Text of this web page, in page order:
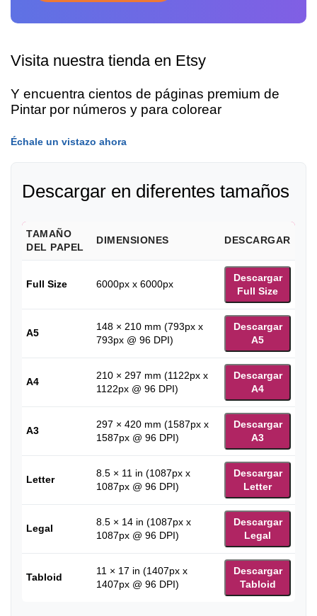
Visita nuestra tienda en Etsy
Y encuentra cientos de páginas premium de
Pintar por números y para colorear
Échale un vistazo ahora
Descargar en diferentes tamaños
TAMAÑO
DEL PAPEL
DIMENSIONES DESCARGAR
Full Size 6000px x 6000px
Descargar
Full Size
A5
148 × 210 mm (793px x
793px @ 96 DPI)
Descargar
A5
A4
210 × 297 mm (1122px x
1122px @ 96 DPI)
Descargar
A4
A3
297 × 420 mm (1587px x
1587px @ 96 DPI)
Descargar
A3
Letter
8.5 × 11 in (1087px x
1087px @ 96 DPI)
Descargar
Letter
Legal
8.5 × 14 in (1087px x
1087px @ 96 DPI)
Descargar
Legal
Tabloid
11 × 17 in (1407px x
1407px @ 96 DPI)
Descargar
Tabloid